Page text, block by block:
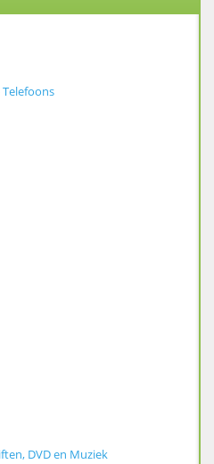
DVD en Muziek